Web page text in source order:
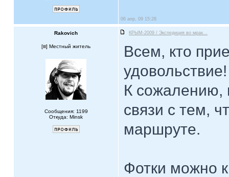
06 апр, 09 15:28
Rakovich КРЫМ-2009 / Экспедиция во мрак...
[ ] Местный житель
Сообщения: 1199
Откуда: Minsk
Всем, кто
удовольствие!
К сожалению,
связи с тем,
маршруте.
Фотки можно